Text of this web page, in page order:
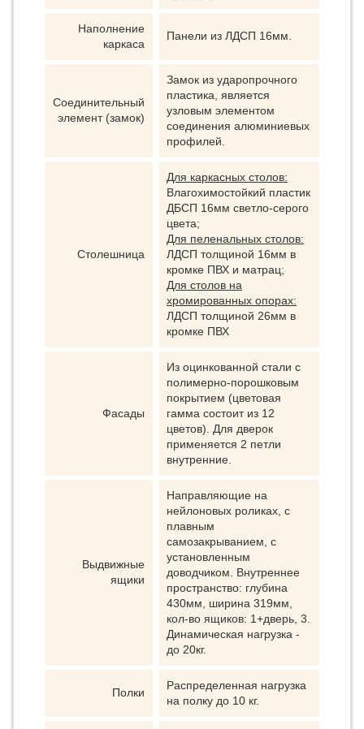
Наполнение
каркаса
Панели из ЛДСП 16мм.
Соединительный
элемент (замок)
Замок из ударопрочного
пластика, является
узловым элементом
соединения алюминиевых
профилей.
Столешница
Для каркасных столов:
Влагохимостойкий пластик
ДБСП 16мм светло-серого
цвета;
Для пеленальных столов:
ЛДСП толщиной 16мм в
кромке ПВХ и матрац;
Для столов на
хромированных опорах:
ЛДСП толщиной 26мм в
кромке ПВХ
Фасады
Из оцинкованной стали с
полимерно-порошковым
покрытием (цветовая
гамма состоит из 12
цветов). Для дверок
применяется 2 петли
внутренние.
Выдвижные
ящики
Направляющие на
нейлоновых роликах, с
плавным
самозакрыванием, с
установленным
доводчиком. Внутреннее
пространство: глубина
430мм, ширина 319мм,
кол-во ящиков: 1+дверь, 3.
Динамическая нагрузка -
до 20кг.
Полки
Распределенная нагрузка
на полку до 10 кг.